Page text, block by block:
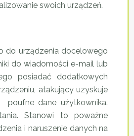
swoich urządzeń.
do urządzenia docelowego
do wiadomości e-mail lub
posiadać dodatkowych
atakujący uzyskuje
dane użytkownika.
Stanowi to poważne
i naruszenie danych na